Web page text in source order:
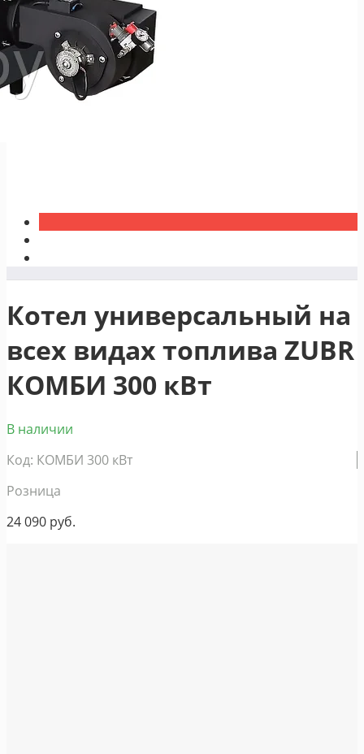
Котел универсальный на
всех видах топлива ZUBR
КОМБИ 300 кВт
В наличии
Код: КОМБИ 300 кВт
Розница
24 090 руб.